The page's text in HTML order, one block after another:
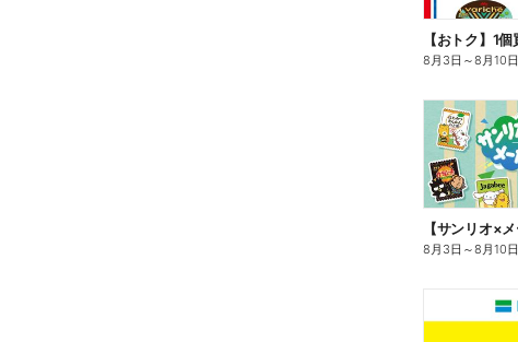
8月3日 ～8月10日
8月3日 ～8月10日